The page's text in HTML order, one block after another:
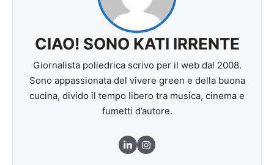
CIAO! SONO KATI IRRENTE
Giornalista poliedrica scrivo per il web dal 2008.
Sono appassionata del vivere green e della buona
cucina, divido il tempo libero tra musica, cinema e
fumetti d’autore.